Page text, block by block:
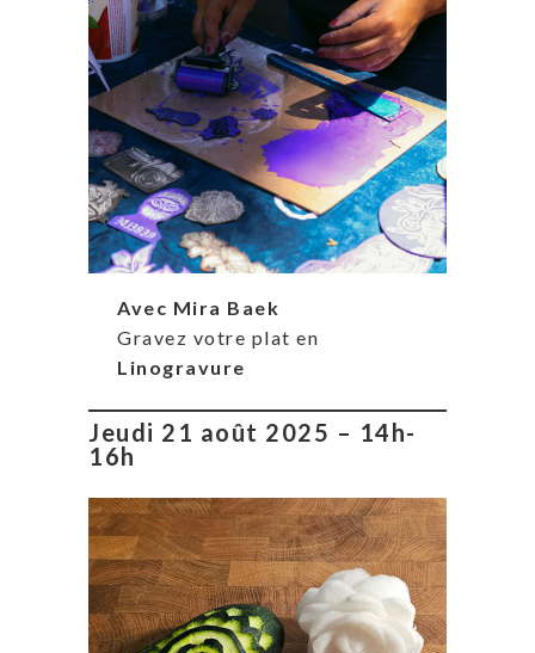
Avec Mira Baek
Gravez votre plat en
Linogravure
Jeudi 21 août 2025 – 14h-
16h